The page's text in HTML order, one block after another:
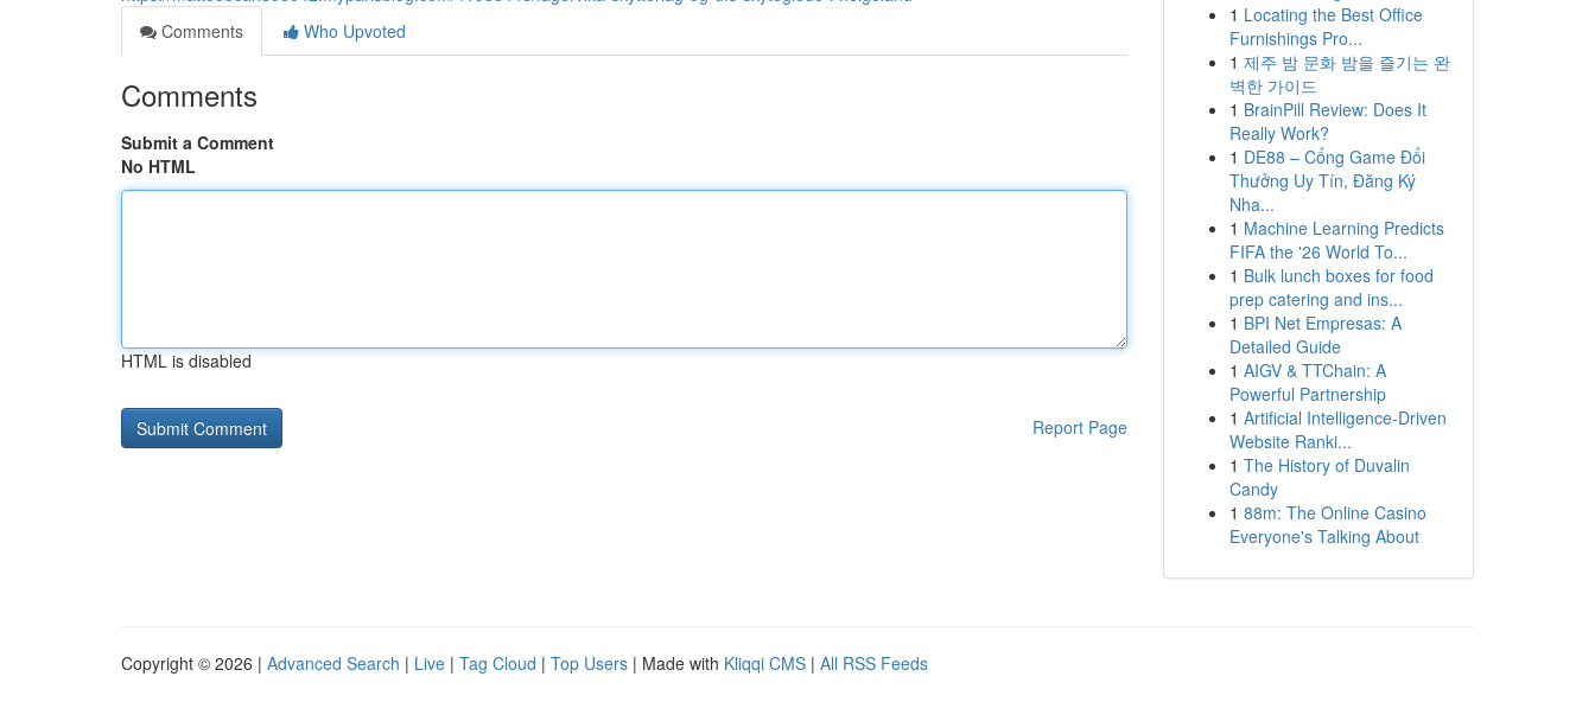
Comments
Who Upvoted
Comments
Submit a Comment
No HTML
HTML is disabled
Report Page
1 Locating the Best Office
Furnishings Pro...
1 제주 밤 문화 밤을 즐기는 완
벽한 가이드
1 BrainPill Review: Does It
Really Work?
1 DE88 – Cổng Game Đổi
Thưởng Uy Tín, Đăng Ký
Nha...
1 Machine Learning Predicts
FIFA the '26 World To...
1 Bulk lunch boxes for food
prep catering and ins...
1 BPI Net Empresas: A
Detailed Guide
1 AIGV & TTChain: A
Powerful Partnership
1 Artificial Intelligence-Driven
Website Ranki...
1 The History of Duvalin
Candy
1 88m: The Online Casino
Everyone's Talking About
Copyright © 2026 | Advanced Search | Live | Tag Cloud | Top Users | Made with Kliqqi CMS | All RSS Feeds